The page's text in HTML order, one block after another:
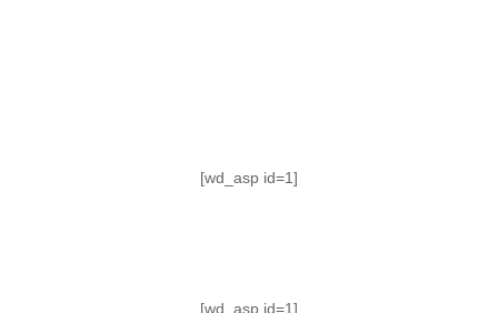
[wd_asp id=1]
[wd_asp id=1]